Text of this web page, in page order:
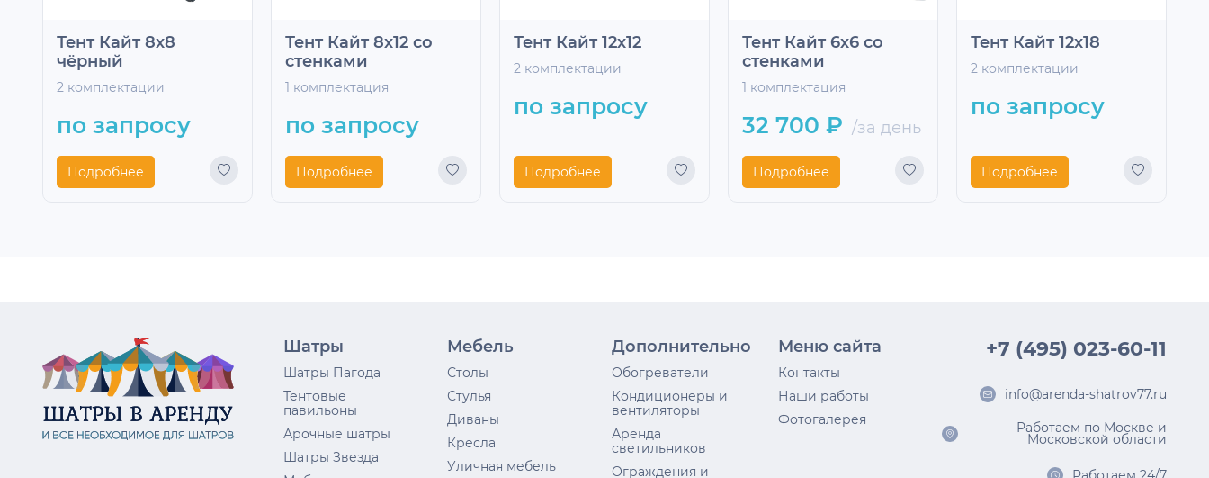
Тент Кайт 8х8
чёрный
2 комплектации
по запросу
Подробнее
Тент Кайт 8х12 со
стенками
1 комплектация
по запросу
Подробнее
Тент Кайт 12х12
2 комплектации
по запросу
Подробнее
Тент Кайт 6х6 со
стенками
1 комплектация
32 700 ₽ /за день
Подробнее
Тент Кайт 12х18
2 комплектации
по запросу
Подробнее
Шатры
Шатры Пагода
Тентовые
павильоны
Арочные шатры
Шатры Звезда
Мебель
Столы
Стулья
Диваны
Кресла
Уличная мебель
Дополнительно
Обогреватели
Кондиционеры и
вентиляторы
Аренда
светильников
Ограждения и
Меню сайта
Контакты
Наши работы
Фотогалерея
+7 (495) 023-60-11
info@arenda-shatrov77.ru
Работаем по Москве и
Московской области
Работаем 24/7